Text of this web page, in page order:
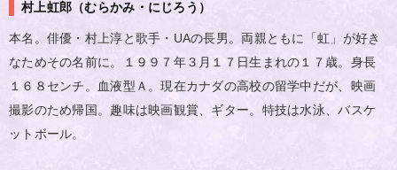
村上虹郎（むらかみ・にじろう）
本名。俳優・村上淳と歌手・UAの長男。両親ともに「虹」が好き
なためその名前に。１９９７年３月１７日生まれの１７歳。身長
１６８センチ。血液型Ａ。現在カナダの高校の留学中だが、映画
撮影のため帰国。趣味は映画観賞、ギター。特技は水泳、バスケ
ットボール。